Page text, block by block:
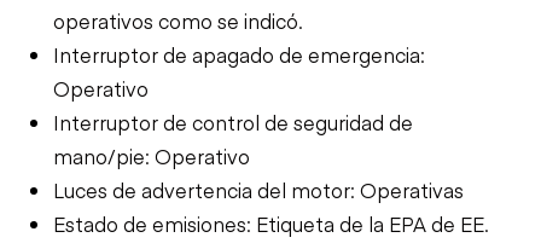
operativos como se indicó.
Interruptor de apagado de emergencia:
Operativo
Interruptor de control de seguridad de
mano/pie: Operativo
Luces de advertencia del motor: Operativas
Estado de emisiones: Etiqueta de la EPA de EE.